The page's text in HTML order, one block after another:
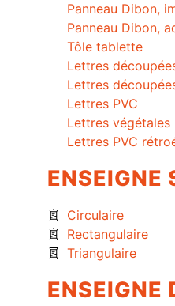
Panneau Dibon,
Panneau Dibon,
Tôle tablette
Lettres
Lettres
Lettres PVC
Lettres végétales
Lettres PVC
ENSEIGNE
Circulaire
Rectangulaire
Triangulaire
ENSEIGNE